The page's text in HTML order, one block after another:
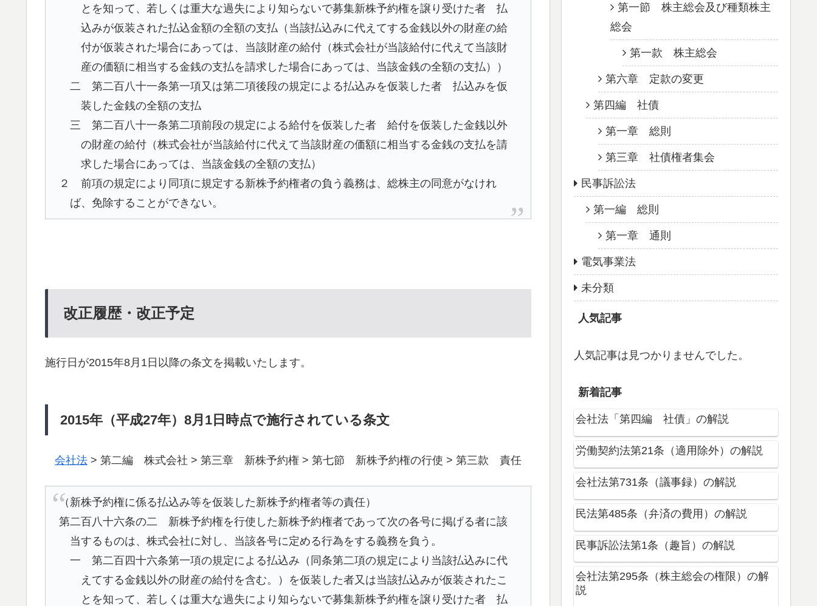
とを知って、若しくは重大な過失により知らないで募集新株予約権を譲り受けた者 払
込みが仮装された払込金額の全額の支払（当該払込みに代えてする金銭以外の財産の給
付が仮装された場合にあっては、当該財産の給付（株式会社が当該給付に代えて当該財
産の価額に相当する金銭の支払を請求した場合にあっては、当該金銭の全額の支払））
二 第二百八十一条第一項又は第二項後段の規定による払込みを仮装した者 払込みを仮
装した金銭の全額の支払
三 第二百八十一条第二項前段の規定による給付を仮装した者 給付を仮装した金銭以外
の財産の給付（株式会社が当該給付に代えて当該財産の価額に相当する金銭の支払を請
求した場合にあっては、当該金銭の全額の支払）
２ 前項の規定により同項に規定する新株予約権者の負う義務は、総株主の同意がなけれ
ば、免除することができない。
改正履歴・改正予定
施行日が2015年8月1日以降の条文を掲載いたします。
2015年（平成27年）8月1日時点で施行されている条文
会社法 > 第二編 株式会社 > 第三章 新株予約権 > 第七節 新株予約権の行使 > 第三款 責任
（新株予約権に係る払込み等を仮装した新株予約権者等の責任）
第二百八十六条の二 新株予約権を行使した新株予約権者であって次の各号に掲げる者に該
当するものは、株式会社に対し、当該各号に定める行為をする義務を負う。
一 第二百四十六条第一項の規定による払込み（同条第二項の規定により当該払込みに代
えてする金銭以外の財産の給付を含む。）を仮装した者又は当該払込みが仮装されたこ
とを知って、若しくは重大な過失により知らないで募集新株予約権を譲り受けた者 払
第一節 株主総会及び種類株主
総会
第一款 株主総会
第六章 定款の変更
第四編 社債
第一章 総則
第三章 社債権者集会
民事訴訟法
第一編 総則
第一章 通則
電気事業法
未分類
人気記事
人気記事は見つかりませんでした。
新着記事
会社法「第四編 社債」の解説
労働契約法第21条（適用除外）の解説
会社法第731条（議事録）の解説
民法第485条（弁済の費用）の解説
民事訴訟法第1条（趣旨）の解説
会社法第295条（株主総会の権限）の解
説